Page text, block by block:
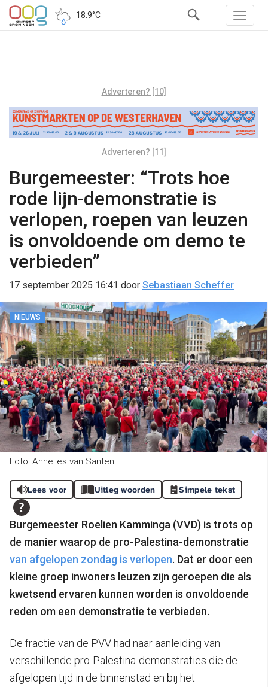
18.9°C
Adverteren? [10]
Adverteren? [11]
Burgemeester: “Trots hoe
rode lijn-demonstratie is
verlopen, roepen van leuzen
is onvoldoende om demo te
verbieden”
17 september 2025 16:41 door Sebastiaan Scheffer
NIEUWS
Foto: Annelies van Santen
Lees voor Uitleg woorden Simpele tekst
Burgemeester Roelien Kamminga (VVD) is trots op
de manier waarop de pro-Palestina-demonstratie
van afgelopen zondag is verlopen. Dat er door een
kleine groep inwoners leuzen zijn geroepen die als
kwetsend ervaren kunnen worden is onvoldoende
reden om een demonstratie te verbieden.
De fractie van de PVV had naar aanleiding van
verschillende pro-Palestina-demonstraties die de
afgelopen tijd in de binnenstad en bij het